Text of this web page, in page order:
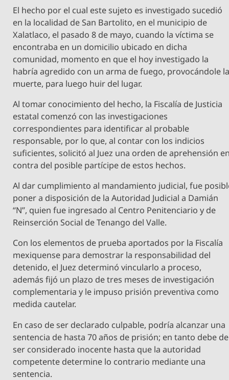
El hecho por el cual este sujeto es investigado sucedió
en la localidad de San Bartolito, en el municipio de
Xalatlaco, el pasado 8 de mayo, cuando la víctima se
encontraba en un domicilio ubicado en dicha
comunidad, momento en que el hoy investigado la
habría agredido con un arma de fuego, provocándole
muerte, para luego huir del lugar.
Al tomar conocimiento del hecho, la Fiscalía de Justicia
estatal comenzó con las investigaciones
correspondientes para identificar al probable
responsable, por lo que, al contar con los indicios
suficientes, solicitó al Juez una orden de aprehensión
contra del posible partícipe de estos hechos.
Al dar cumplimiento al mandamiento judicial, fue
poner a disposición de la Autoridad Judicial a Damián
“N”, quien fue ingresado al Centro Penitenciario y de
Reinserción Social de Tenango del Valle.
Con los elementos de prueba aportados por la Fiscalía
mexiquense para demostrar la responsabilidad del
detenido, el Juez determinó vincularlo a proceso,
además fijó un plazo de tres meses de investigación
complementaria y le impuso prisión preventiva como
medida cautelar.
En caso de ser declarado culpable, podría alcanzar una
sentencia de hasta 70 años de prisión; en tanto debe de
ser considerado inocente hasta que la autoridad
competente determine lo contrario mediante una
sentencia.